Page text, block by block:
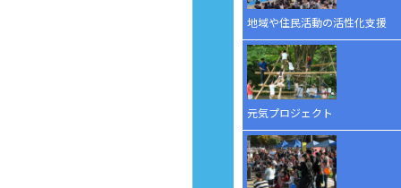
地域や住民活動の活性化支援
元気プロジェクト